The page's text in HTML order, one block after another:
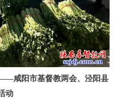
咸阳市基督教两会、泾阳县
动